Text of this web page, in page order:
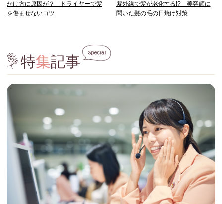
かけ方に原因が？ ドライヤーで髪
を傷ませないコツ
紫外線で髪が老化する!? 美容師に
聞いた髪の毛の日焼け対策
特集記事